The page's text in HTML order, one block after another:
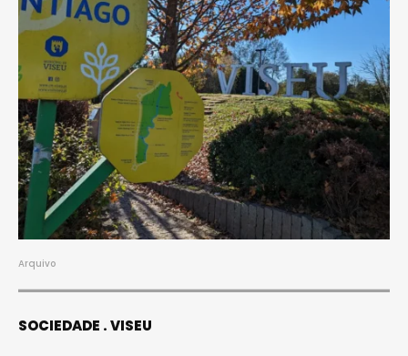
Arquivo
SOCIEDADE VISEU